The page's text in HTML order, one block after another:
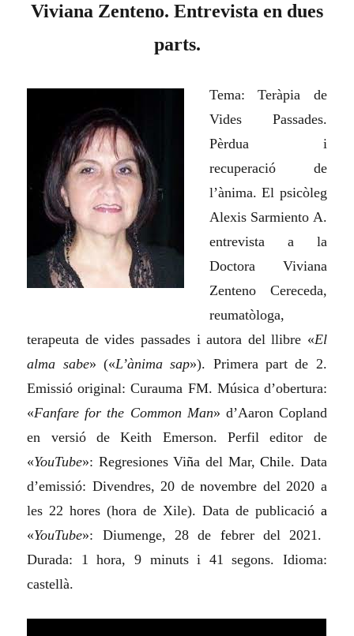
Viviana Zenteno. Entrevista en dues
parts.
Tema: Teràpia de
Vides Passades.
Pèrdua i
recuperació de
l’ànima. El psicòleg
Alexis Sarmiento A.
entrevista a la
Doctora Viviana
Zenteno Cereceda,
reumatòloga,
terapeuta de vides passades i autora del llibre «El
alma sabe» («L’ànima sap»). Primera part de 2.
Emissió original: Curauma FM. Música d’obertura:
«Fanfare for the Common Man» d’Aaron Copland
en versió de Keith Emerson. Perfil editor de
«YouTube»: Regresiones Viña del Mar,Chile. Data
d’emissió: Divendres, 20 denovembre del2020 a
les 22 hores (hora de Xile). Data de publicació a
«YouTube»: Diumenge, 28 de febrer del2021.
Durada: 1 hora, 9 minuts i 41 segons. Idioma:
castellà.